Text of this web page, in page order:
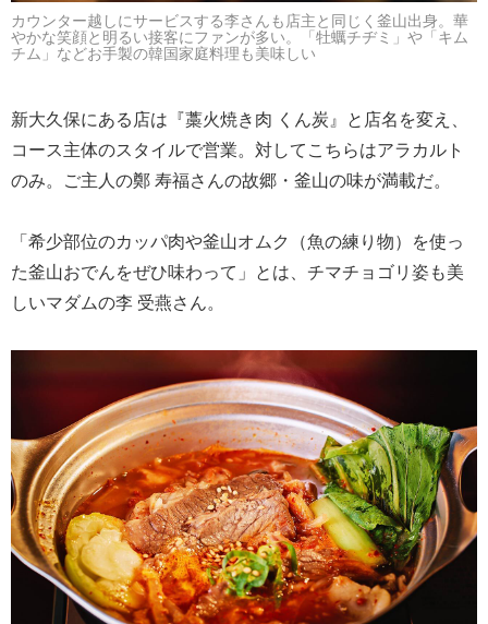
カウンター越しにサービスする李さんも店主と同じく釜山出身。華
やかな笑顔と明るい接客にファンが多い。「牡蠣チヂミ」や「キム
チム」などお手製の韓国家庭料理も美味しい
新大久保にある店は『藁火焼き肉 くん炭』と店名を変え、
コース主体のスタイルで営業。対してこちらはアラカルト
のみ。ご主人の鄭 寿福さんの故郷・釜山の味が満載だ。
「希少部位のカッパ肉や釜山オムク（魚の練り物）を使っ
た釜山おでんをぜひ味わって」とは、チマチョゴリ姿も美
しいマダムの李 受燕さん。